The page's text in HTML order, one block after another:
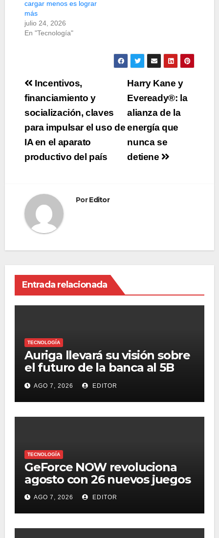
cargar menos es lograr
más
julio 24, 2026
En "Tecnología"
Navegación
de
entradas
Harry Kane y
Eveready®: la
alianza de la
energía que
nunca se
detiene
Incentivos,
financiamiento y
socialización, claves
para impulsar el uso de
IA en el aparato
productivo del país
PorEditor
Entrada relacionada
TECNOLOGÍA
Auriga llevará su visión sobre
el futuro de la banca al 5B
Digital Summit 2026
AGO 7, 2026 EDITOR
TECNOLOGÍA
GeForce NOW revoluciona
agosto con 26 nuevos juegos
AGO 7, 2026 EDITOR